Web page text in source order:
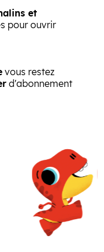
et
pour ouvrir
vous restez
d'abonnement